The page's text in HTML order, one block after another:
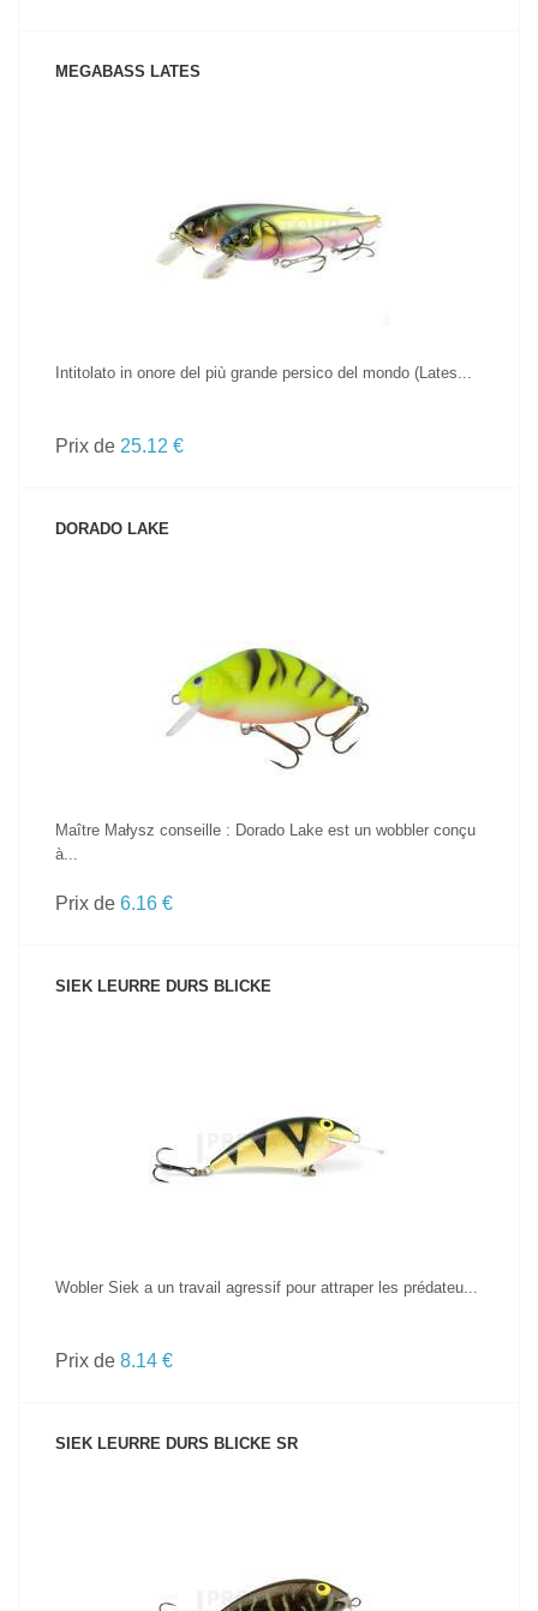
MEGABASS LATES
Intitolato in onore del più grande persico del mondo (Lates...
Prix de 25.12 €
DORADO LAKE
VOIR LE PRODUIT
Maître Małysz conseille : Dorado Lake est un wobbler conçu
à...
Prix de 6.16 €
SIEK LEURRE DURS BLICKE
Wobler Siek a un travail agressif pour attraper les prédateu...
Prix de 8.14 €
SIEK LEURRE DURS BLICKE SR